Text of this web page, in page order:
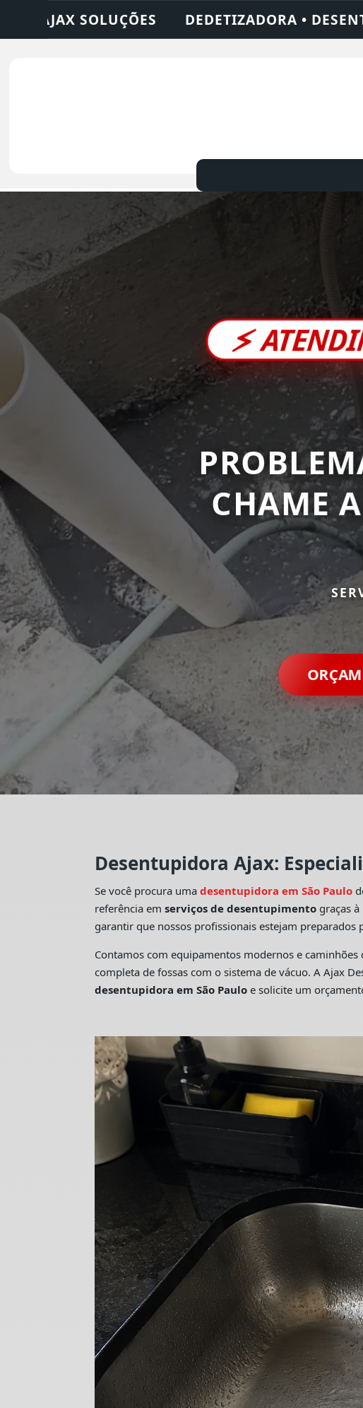
• DESENTUPIDORA • LIMPEZA DE FOSSA •
⚡
CHAME
Desentupidora Ajax:
Se você procura umadesentupidora em São Paulo
referência emserviços de desentupimento graças
garantir que nossos profissionais estejam preparados
Contamos com equipamentos modernos e
completa de fossas com o sistema de vácuo. A Ajax
desentupidora em São Paulo e solicite um